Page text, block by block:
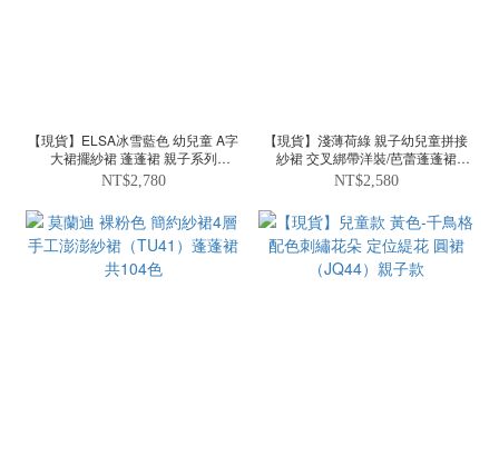
【現貨】ELSA冰雪藍色 幼兒童 A字
大裙擺紗裙 蓬蓬裙 親子系列
（MK08-74）親子系列 母女裝
NT$2,780
【現貨】淺薄荷綠 親子幼兒童拼接
紗裙 交叉綁帶洋裝/芭蕾蓬蓬裙
（MK07-49）
NT$2,580